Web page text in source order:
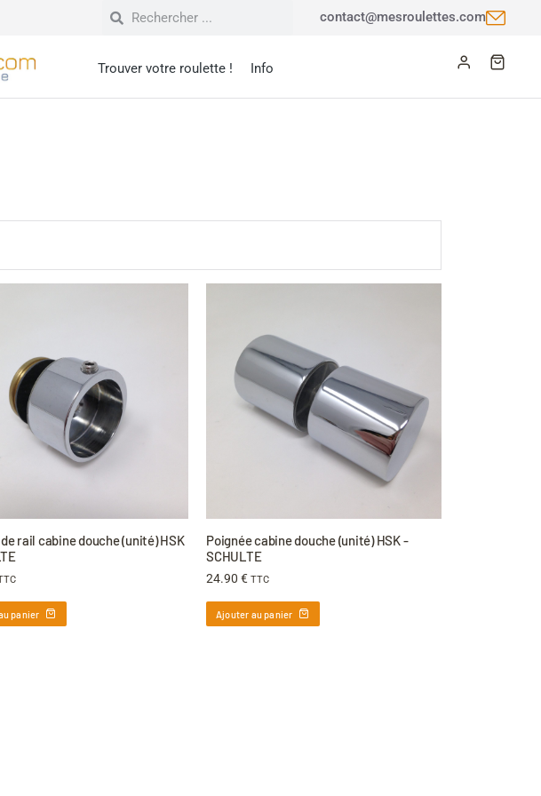
contact@mesroulettes.com
Trouver votre roulette ! Info
rail cabine douche (unité) HSK
panier
Poignée cabine douche (unité) HSK -
SCHULTE
24.90 € TTC
Ajouter au panier